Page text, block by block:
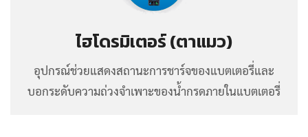
ไฮโดรมิเตอร์ (ตาแมว)
อุปกรณ์ช่วยแสดงสถานะการชาร์จของแบตเตอรี่และ
บอกระดับความถ่วงจำเพาะของน้ำกรดภายในแบตเตอรี่